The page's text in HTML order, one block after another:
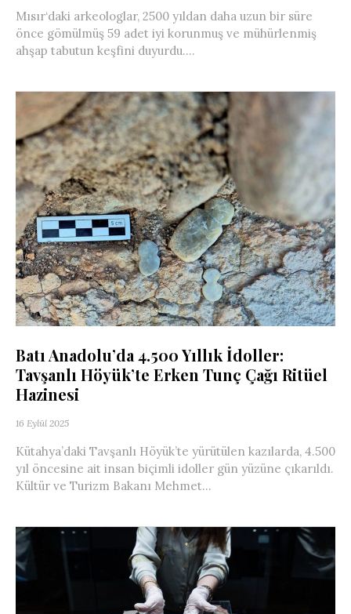
Mısır‘daki arkeologlar, 2500 yıldan daha uzun bir süre
önce gömülmüş 59 adet iyi korunmuş ve mühürlenmiş
ahşap tabutun keşfini duyurdu....
Batı Anadolu’da 4.500 Yıllık İdoller:
Tavşanlı Höyük’te Erken Tunç Çağı Ritüel
Hazinesi
16 Eylül 2025
Kütahya’daki Tavşanlı Höyük’te yürütülen kazılarda, 4.500
yıl öncesine ait insan biçimli idoller gün yüzüne çıkarıldı.
Kültür ve Turizm Bakanı Mehmet...